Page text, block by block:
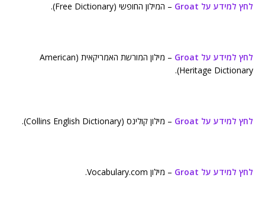
לחץ למידע על Groat – המילון החופשי (Free Dictionary).
לחץ למידע על Groat
– מילון המורשת האמריקאית (American
Heritage Dictionary).
לחץ למידע על Groat – מילון קולינס (Collins English Dictionary).
לחץ למידע על Groat – מילון Vocabulary.com.